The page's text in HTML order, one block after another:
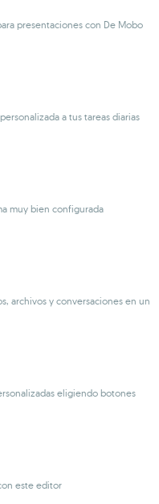
presentaciones con De Mobo
a tus tareas diarias
muy bien configurada
archivos y conversaciones en un
eligiendo botones
este editor